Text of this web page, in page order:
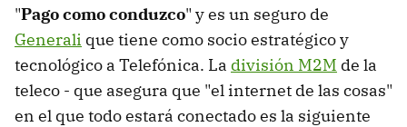
"Pago como conduzco" y es un seguro de
Generali que tiene como socio estratégico y
tecnológico a Telefónica. La división M2M de la
teleco - que asegura que "el internet de las cosas"
en el que todo estará conectado es la siguiente